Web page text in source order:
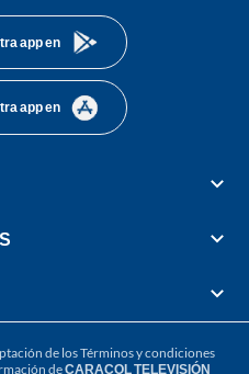
app en
app en
de losTérminos y condiciones
deCARACOL TELEVISIÓN